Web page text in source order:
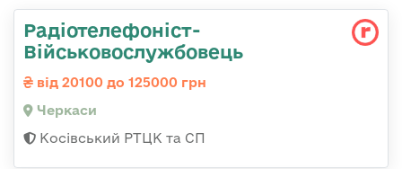
Радіотелефоніст-
Військовослужбовець
від 20100 до 125000 грн
Черкаси
Косівський РТЦК та СП